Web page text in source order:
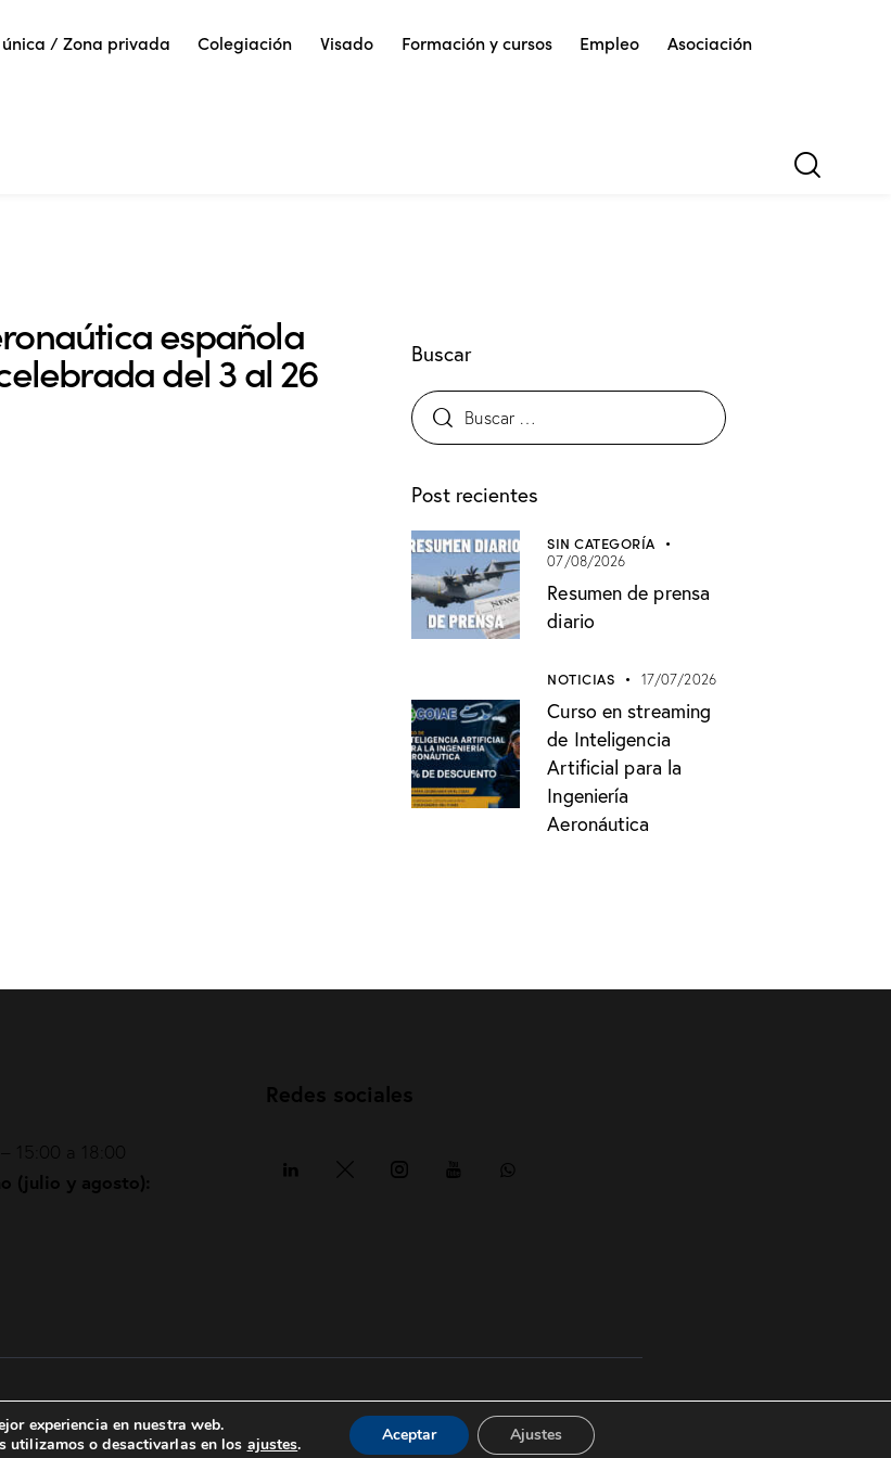
/ Zona privada Colegiación Visado Formación y cursos Empleo Asociación
española
del 3 al 26 Buscar
Post recientes
SIN CATEGORÍA
07/08/2026
Resumen de prensa
diario
NOTICIAS 17/07/2026
Curso en streaming
de Inteligencia
Artificial para la
Ingeniería
Aeronáutica
15:00 a 18:00
(julio y agosto):
Redes sociales
Política de privacidad Política de cookies|Aviso legal|posicionesrealbetis
experiencia en nuestra web.
utilizamos o desactivarlas en los ajustes. Aceptar Ajustes